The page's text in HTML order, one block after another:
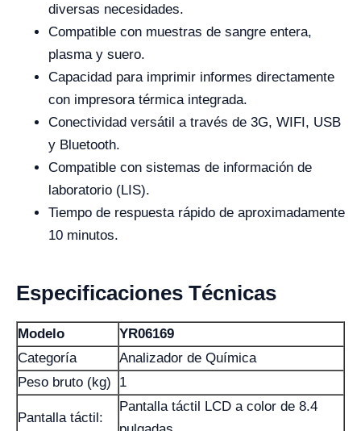
diversas necesidades.
Compatible con muestras de sangre entera,
plasma y suero.
Capacidad para imprimir informes directamente
con impresora térmica integrada.
Conectividad versátil a través de 3G, WIFI, USB
y Bluetooth.
Compatible con sistemas de información de
laboratorio (LIS).
Tiempo de respuesta rápido de aproximadamente
10 minutos.
Especificaciones Técnicas
Modelo
YR06169
Categoría
Analizador de Química
Peso bruto (kg)
1
Pantalla táctil:
Pantalla táctil LCD a color de 8.4